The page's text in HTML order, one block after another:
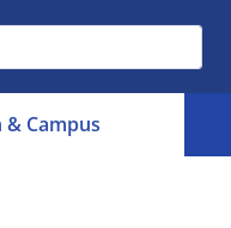
& Campus